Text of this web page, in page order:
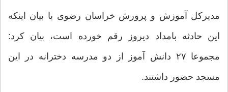
مدیرکل آموزش و پرورش خراسان رضوی با بیان اینکه
این حادثه بامداد دیروز رقم خورده است، بیان کرد:
مجموعا ۲۷ دانش آموز از دو مدرسه دخترانه در این
مسجد حضور داشتند.